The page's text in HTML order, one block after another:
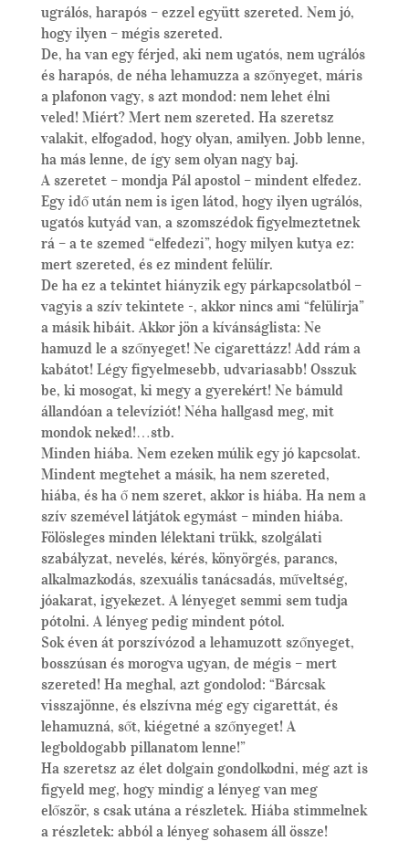
ugrálós, harapós – ezzel együtt szereted. Nem jó,
hogy ilyen – mégis szereted.
De, ha van egy férjed, aki nem ugatós, nem ugrálós
és harapós, de néha lehamuzza a szőnyeget, máris
a plafonon vagy, s azt mondod: nem lehet élni
veled! Miért? Mert nem szereted. Ha szeretsz
valakit, elfogadod, hogy olyan, amilyen. Jobb lenne,
ha más lenne, de így sem olyan nagy baj.
A szeretet – mondja Pál apostol – mindent elfedez.
Egy idő után nem is igen látod, hogy ilyen ugrálós,
ugatós kutyád van, a szomszédok figyelmeztetnek
rá – a te szemed “elfedezi”, hogy milyen kutya ez:
mert szereted, és ez mindent felülír.
De ha ez a tekintet hiányzik egy párkapcsolatból –
vagyis a szív tekintete -, akkor nincs ami “felülírja”
a másik hibáit. Akkor jön a kívánságlista: Ne
hamuzd le a szőnyeget! Ne cigarettázz! Add rám a
kabátot! Légy figyelmesebb, udvariasabb! Osszuk
be, ki mosogat, ki megy a gyerekért! Ne bámuld
állandóan a televíziót! Néha hallgasd meg, mit
mondok neked!…stb.
Minden hiába. Nem ezeken múlik egy jó kapcsolat.
Mindent megtehet a másik, ha nem szereted,
hiába, és ha ő nem szeret, akkor is hiába. Ha nem a
szív szemével látjátok egymást – minden hiába.
Fölösleges minden lélektani trükk, szolgálati
szabályzat, nevelés, kérés, könyörgés, parancs,
alkalmazkodás, szexuális tanácsadás, műveltség,
jóakarat, igyekezet. A lényeget semmi sem tudja
pótolni. A lényeg pedig mindent pótol.
Sok éven át porszívózod a lehamuzott szőnyeget,
bosszúsan és morogva ugyan, de mégis – mert
szereted! Ha meghal, azt gondolod: “Bárcsak
visszajönne, és elszívna még egy cigarettát, és
lehamuzná, sőt, kiégetné a szőnyeget! A
legboldogabb pillanatom lenne!”
Ha szeretsz az élet dolgain gondolkodni, még azt is
figyeld meg, hogy mindig a lényeg van meg
először, s csak utána a részletek. Hiába stimmelnek
a részletek: abból a lényeg sohasem áll össze!